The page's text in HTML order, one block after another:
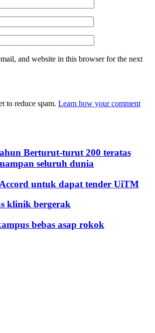
and website in this browser for the next
to reduce spam. Learn how your comment
Berturut-turut 200 teratas
seluruh dunia
untuk dapat tender UiTM
klinik bergerak
bebas asap rokok